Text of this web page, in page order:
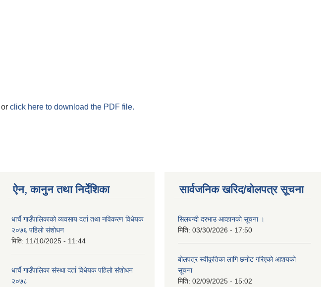
or click here to download the PDF file.
ऐन, कानुन तथा निर्देशिका
धार्चे गाउँपालिकाको व्यवसाय दर्ता तथा नविकरण विधेयक
२०७६ पहिलो संशोधन
मिति: 11/10/2025 - 11:44
धार्चे गाउँपालिका संस्था दर्ता विधेयक पहिलो संशोधन
२०७८
सार्वजनिक खरिद/बोलपत्र सूचना
सिलबन्दी दरभाउ आव्हानको सूचना ।
मिति: 03/30/2026 - 17:50
बोलपत्र स्वीकृतिका लागि छनोट गरिएको आशयको
सूचना
मिति: 02/09/2025 - 15:02